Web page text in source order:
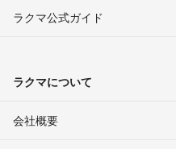
ラクマ公式ガイド
ラクマについて
会社概要